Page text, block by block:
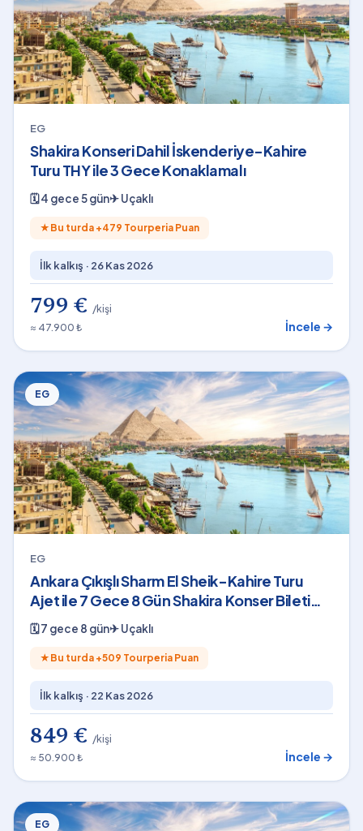
EG
Shakira Konseri Dahil İskenderiye-Kahire
Turu THY ile 3 Gece Konaklamalı
🗓4 gece 5 gün✈Uçaklı
★ Bu turda +479 Tourperia Puan
İlk kalkış · 26 Kas 2026
799 € /kişi
≈ 47.900 ₺
İncele →
EG
EG
Ankara Çıkışlı Sharm El Sheik-Kahire Turu
Ajet ile 7 Gece 8 Gün Shakira Konser Bileti
Dahil
🗓7 gece 8 gün✈Uçaklı
★ Bu turda +509 Tourperia Puan
İlk kalkış · 22 Kas 2026
849 € /kişi
≈ 50.900 ₺
İncele →
EG